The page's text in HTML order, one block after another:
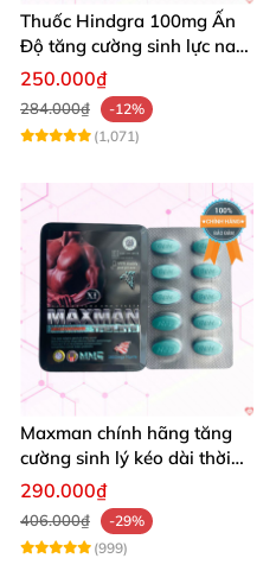
Thuốc Hindgra 100mg Ấn
Độ tăng cường sinh lực nam
chống xuất tinh sớm mua
250.000₫
284.000₫
-12%
(1,071)
Maxman chính hãng tăng
cường sinh lý kéo dài thời
gian chống xuất tinh sớm
hộp 10 viên
290.000₫
406.000₫
-29%
(999)